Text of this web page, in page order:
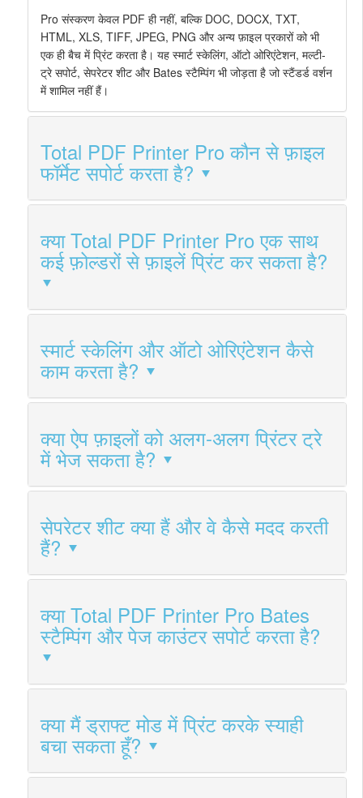
Pro संस्करण केवल PDF ही नहीं, बल्कि DOC, DOCX, TXT,
HTML, XLS, TIFF, JPEG, PNG और अन्य फ़ाइल प्रकारों को भी
एक ही बैच में प्रिंट करता है। यह स्मार्ट स्केलिंग, ऑटो ओरिएंटेशन, मल्टी-
ट्रे सपोर्ट, सेपरेटर शीट और Bates स्टैम्पिंग भी जोड़ता है जो स्टैंडर्ड वर्शन
में शामिल नहीं हैं।
Total PDF Printer Pro कौन से फ़ाइल
फॉर्मेट सपोर्ट करता है?
क्या Total PDF Printer Pro एक साथ
कई फ़ोल्डरों से फ़ाइलें प्रिंट कर सकता है?
स्मार्ट स्केलिंग और ऑटो ओरिएंटेशन कैसे
काम करता है?
क्या ऐप फ़ाइलों को अलग-अलग प्रिंटर ट्रे
में भेज सकता है?
सेपरेटर शीट क्या हैं और वे कैसे मदद करती
हैं?
क्या Total PDF Printer Pro Bates
स्टैम्पिंग और पेज काउंटर सपोर्ट करता है?
क्या मैं ड्राफ्ट मोड में प्रिंट करके स्याही
बचा सकता हूँ?